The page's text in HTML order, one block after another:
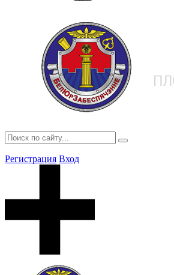
Регистрация Вход